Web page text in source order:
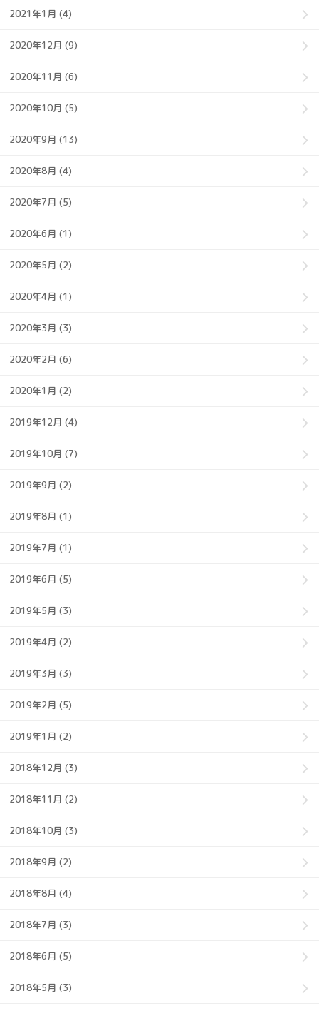
2021年1月 (4)
2020年12月 (9)
2020年11月 (6)
2020年10月 (5)
2020年9月 (13)
2020年8月 (4)
2020年7月 (5)
2020年6月 (1)
2020年5月 (2)
2020年4月 (1)
2020年3月 (3)
2020年2月 (6)
2020年1月 (2)
2019年12月 (4)
2019年10月 (7)
2019年9月 (2)
2019年8月 (1)
2019年7月 (1)
2019年6月 (5)
2019年5月 (3)
2019年4月 (2)
2019年3月 (3)
2019年2月 (5)
2019年1月 (2)
2018年12月 (3)
2018年11月 (2)
2018年10月 (3)
2018年9月 (2)
2018年8月 (4)
2018年7月 (3)
2018年6月 (5)
2018年5月 (3)